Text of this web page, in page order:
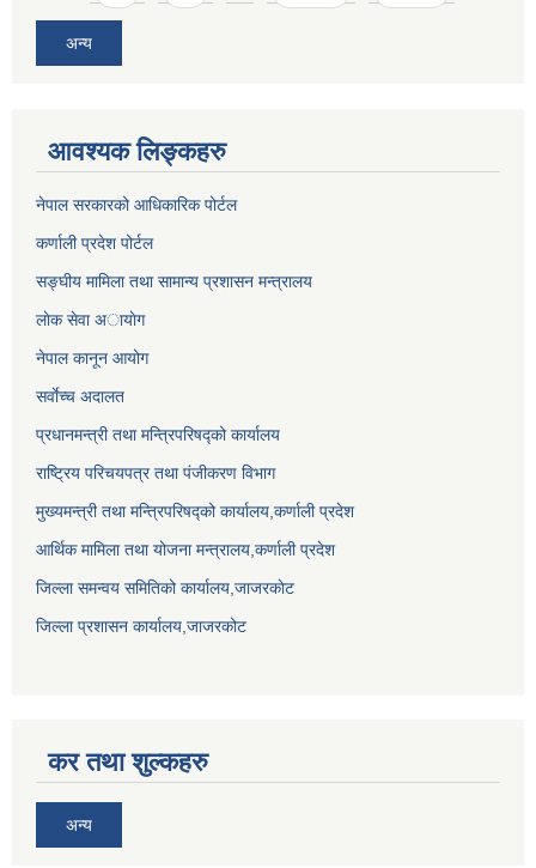
अन्य
आवश्यक लिङ्कहरु
नेपाल सरकारको आधिकारिक पोर्टल
कर्णाली प्रदेश पोर्टल
सङ्घीय मामिला तथा सामान्य प्रशासन मन्त्रालय
लाेक सेवा अायाेग
नेपाल कानून आयोग
सर्वाेच्च अदालत
प्रधानमन्त्री तथा मन्त्रिपरिषद्को कार्यालय
राष्ट्रिय परिचयपत्र तथा पंजीकरण विभाग
मुख्यमन्त्री तथा मन्त्रिपरिषद्को कार्यालय,कर्णाली प्रदेश
आर्थिक मामिला तथा योजना मन्त्रालय,कर्णाली प्रदेश
जिल्ला समन्वय समितिको कार्यालय,जाजरकाेट
जिल्ला प्रशासन कार्यालय,जाजरकोट
कर तथा शुल्कहरु
अन्य